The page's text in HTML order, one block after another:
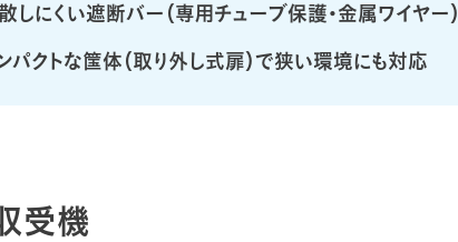
しにくい遮断バー（専用チューブ保護・金属ワイヤー）
パクトな筺体（取り外し式扉）で狭い環境にも対応
受機